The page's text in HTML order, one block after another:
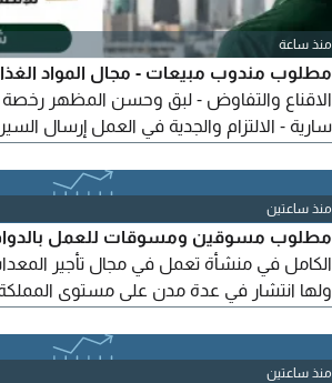
منذ ساعة
مطلوب مندوب مبيعات - مجال المواد
الاقناع والتفاوض - لبق وحسن المظهر رخصة
سارية - الالتزام والجدية في العمل إرسال
منذ ساعتين
مطلوب مسوقين ومسوقات للعمل بالدوام
الكامل في منشأة تعمل في مجال تأجير
ولها انتشار في عدة مدن على مستوى
منذ ساعتين